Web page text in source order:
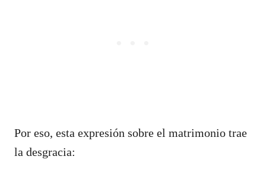
Por eso, esta expresión sobre el matrimonio trae
la desgracia: